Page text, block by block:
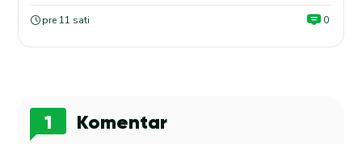
pre 11 sati 0
1 Komentar